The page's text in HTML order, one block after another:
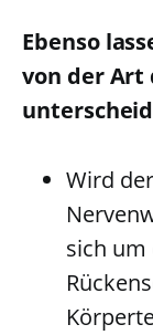
Ebenso
von der Art
Wird
sich um